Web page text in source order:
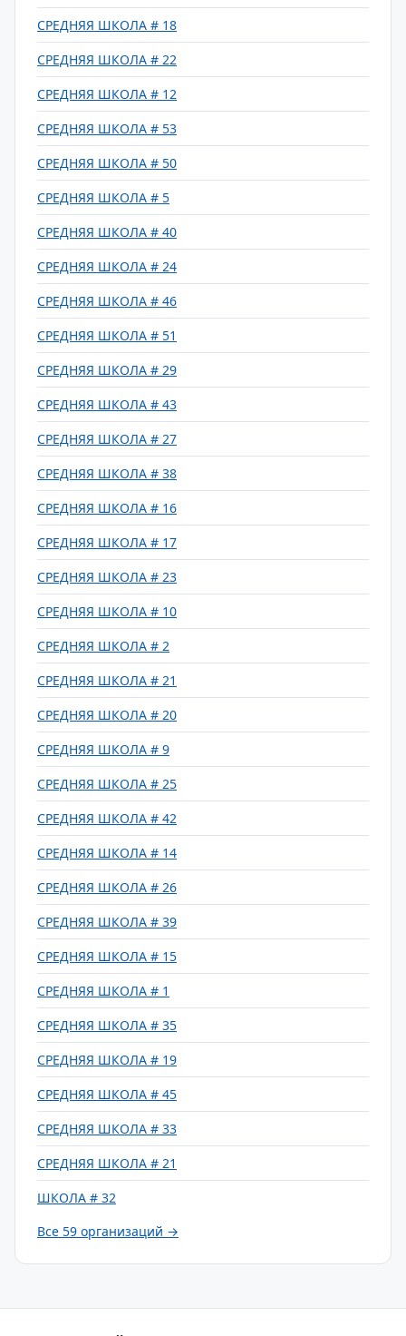
СРЕДНЯЯ ШКОЛА # 18
СРЕДНЯЯ ШКОЛА # 22
СРЕДНЯЯ ШКОЛА # 12
СРЕДНЯЯ ШКОЛА # 53
СРЕДНЯЯ ШКОЛА # 50
СРЕДНЯЯ ШКОЛА # 5
СРЕДНЯЯ ШКОЛА # 40
СРЕДНЯЯ ШКОЛА # 24
СРЕДНЯЯ ШКОЛА # 46
СРЕДНЯЯ ШКОЛА # 51
СРЕДНЯЯ ШКОЛА # 29
СРЕДНЯЯ ШКОЛА # 43
СРЕДНЯЯ ШКОЛА # 27
СРЕДНЯЯ ШКОЛА # 38
СРЕДНЯЯ ШКОЛА # 16
СРЕДНЯЯ ШКОЛА # 17
СРЕДНЯЯ ШКОЛА # 23
СРЕДНЯЯ ШКОЛА # 10
СРЕДНЯЯ ШКОЛА # 2
СРЕДНЯЯ ШКОЛА # 21
СРЕДНЯЯ ШКОЛА # 20
СРЕДНЯЯ ШКОЛА # 9
СРЕДНЯЯ ШКОЛА # 25
СРЕДНЯЯ ШКОЛА # 42
СРЕДНЯЯ ШКОЛА # 14
СРЕДНЯЯ ШКОЛА # 26
СРЕДНЯЯ ШКОЛА # 39
СРЕДНЯЯ ШКОЛА # 15
СРЕДНЯЯ ШКОЛА # 1
СРЕДНЯЯ ШКОЛА # 35
СРЕДНЯЯ ШКОЛА # 19
СРЕДНЯЯ ШКОЛА # 45
СРЕДНЯЯ ШКОЛА # 33
СРЕДНЯЯ ШКОЛА # 21
ШКОЛА # 32
Все 59 организаций →